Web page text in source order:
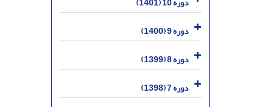
دوره 9 (1400)
دوره 8 (1399)
دوره 7 (1398)